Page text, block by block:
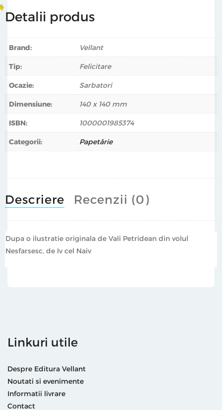
Detalii produs
Brand: Vellant
Tip: Felicitare
Ocazie: Sarbatori
Dimensiune: 140 x 140 mm
ISBN: 1000001985374
Categorii: Papetărie
Descriere Recenzii (0)
Dupa o ilustratie originala de Vali Petridean din volul
Nesfarsesc, de Iv cel Naiv
Linkuri utile
Despre Editura Vellant
Noutati si evenimente
Informatii livrare
Contact